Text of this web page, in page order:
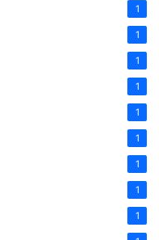
1
1
1
1
1
1
1
1
1